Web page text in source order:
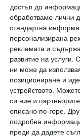
достъп до
обработваме лични
стандартна
персонализирана
рекламата и
развитие на услуги.
ни може да
позициониране и
устройството.
си ние и
описано по-горе.
подробна
преди да дадете
науча как
да подпъхва
възглавниците.
3. Да пусне
Ще му покажа
цветове,
омекотител
и как да пусне